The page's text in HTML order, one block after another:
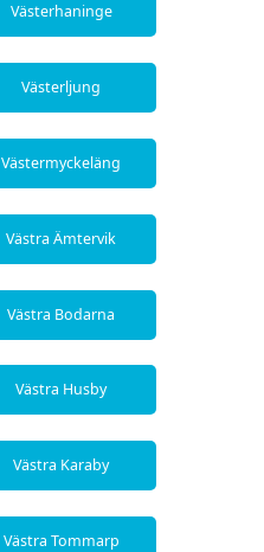
Västerhaninge
Västerljung
Västermyckeläng
Västra Ämtervik
Västra Bodarna
Västra Husby
Västra Karaby
Västra Tommarp